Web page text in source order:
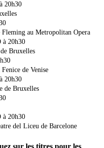
20h30
Fleming au Metropolitan Opera
à 20h30
Bruxelles
de Venise
20h30
de Bruxelles
à 20h30
del Liceu de Barcelone